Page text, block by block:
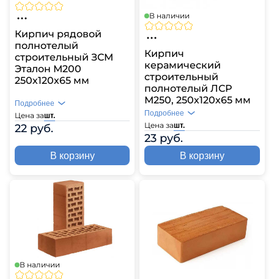
Кирпич рядовой
полнотелый
строительный ЗСМ
Эталон М200
250х120х65 мм
Цена зашт.
22 руб.
Подробнее
В корзину
В наличии
Кирпич
керамический
строительный
полнотелый ЛСР
М250, 250х120х65 мм
Цена зашт.
23 руб.
Подробнее
В корзину
В наличии